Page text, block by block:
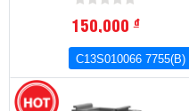
150,000đ
C13S010066 7755(B)